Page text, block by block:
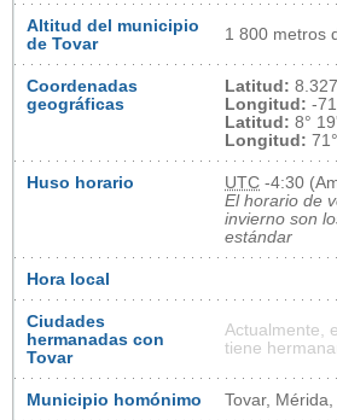
Altitud del municipio
de Tovar
1 800 metros
Coordenadas
geográficas
Latitud:
Longitud: -
Latitud: 8°
Longitud:
Huso horario UTC -4:30
El horario de
invierno son
estándar
Hora local
Ciudades
hermanadas con
Tovar
Actualmente,
tiene
Municipio homónimo Tovar,